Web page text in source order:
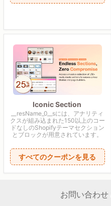
Iconic Section
__resName_0__sには、アナリティ
クスが組み込まれた150以上のコー
ドなしのShopifyテーマセクション
とブロックが用意されています。
すべてのクーポンを見る
お問い合わ